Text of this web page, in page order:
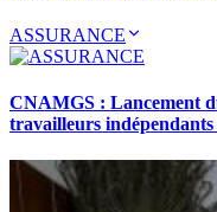
ASSURANCE
CNAMGS : Lancement
travailleurs